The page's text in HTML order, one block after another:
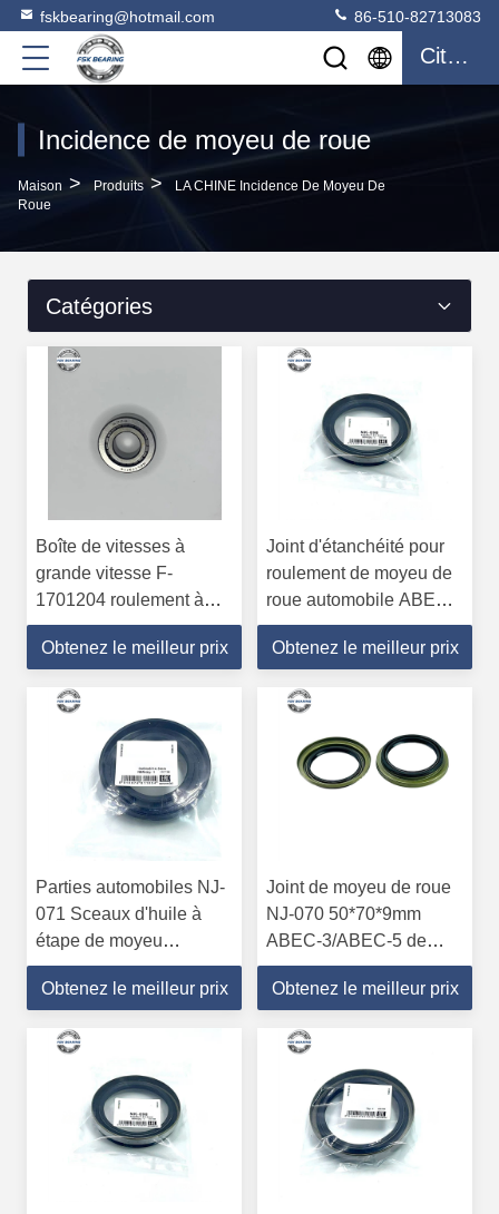
fskbearing@hotmail.com 86-510-82713083
Citation
Incidence de moyeu de roue
Maison > Produits >
LA CHINE Incidence De Moyeu De
Roue
Catégories
Boîte de vitesses à
grande vitesse F-
1701204 roulement à
rouleaux cylindriques
32*48*20mm Gcr15
Obtenez le meilleur prix
Joint d'étanchéité pour
roulement de moyeu de
roue automobile ABEC-
5 NK208 pour roulement
de boîte de vitesses de
Obtenez le meilleur prix
Parties automobiles NJ-
071 Sceaux d'huile à
étape de moyeu
48*62*9/24 mm Pour
Toyota Hiace P6 P5
Obtenez le meilleur prix
Joint de moyeu de roue
NJ-070 50*70*9mm
ABEC-3/ABEC-5 de
haute qualité
Obtenez le meilleur prix